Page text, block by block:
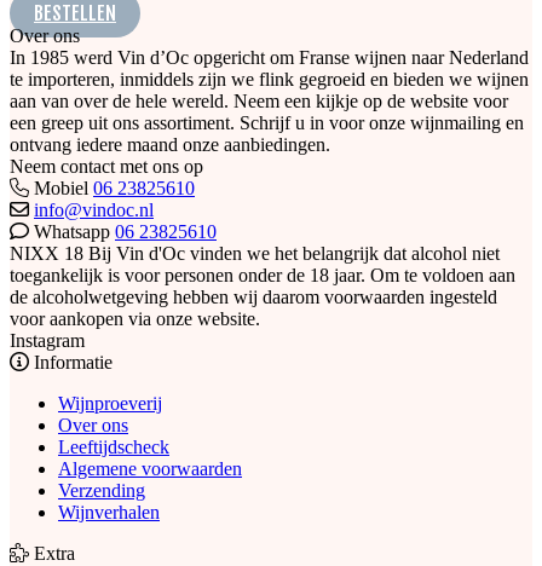
BESTELLEN
Over ons
In 1985 werd Vin d’Oc opgericht om Franse wijnen naar Nederland
te importeren, inmiddels zijn we flink gegroeid en bieden we wijnen
aan van over de hele wereld. Neem een kijkje op de website voor
een greep uit ons assortiment. Schrijf u in voor onze wijnmailing en
ontvang iedere maand onze aanbiedingen.
Neem contact met ons op
Mobiel 06 23825610
info@vindoc.nl
Whatsapp 06 23825610
NIXX 18 Bij Vin d'Oc vinden we het belangrijk dat alcohol niet
toegankelijk is voor personen onder de 18 jaar. Om te voldoen aan
de alcoholwetgeving hebben wij daarom voorwaarden ingesteld
voor aankopen via onze website.
Instagram
Informatie
Wijnproeverij
Over ons
Leeftijdscheck
Algemene voorwaarden
Verzending
Wijnverhalen
Extra